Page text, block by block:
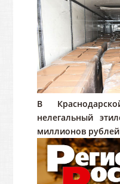
В
нелегальный
миллионов рублей